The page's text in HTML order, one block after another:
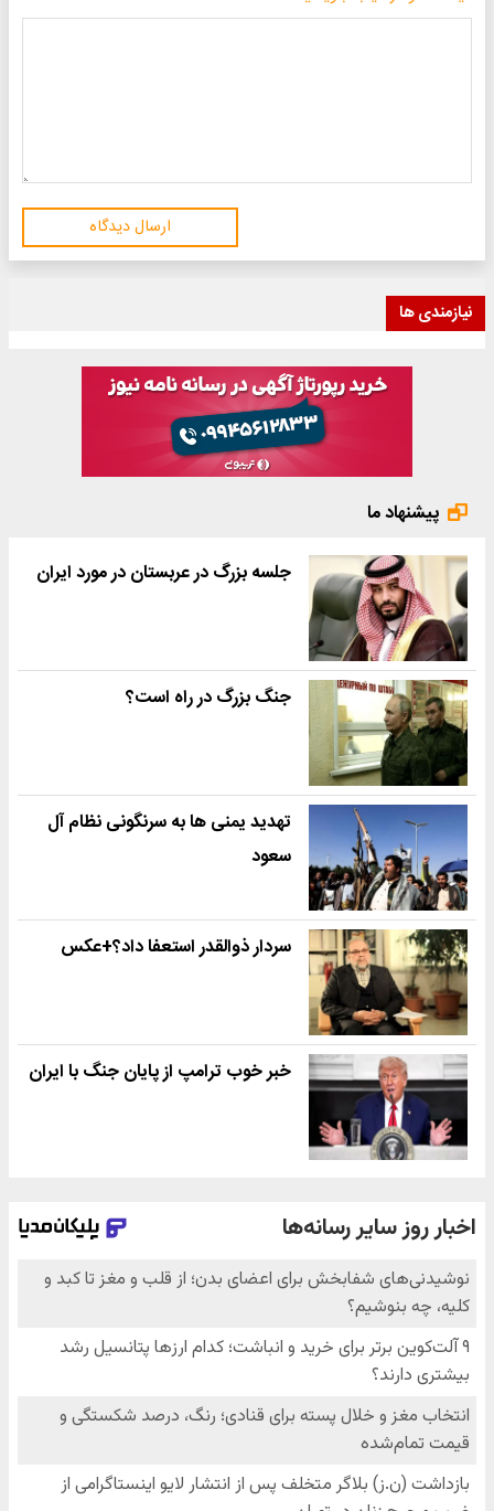
ارسال دیدگاه
نیازمندی ها
پیشنهاد ما
جلسه بزرگ در عربستان در مورد ایران
جنگ بزرگ در راه است؟
تهدید یمنی ها به سرنگونی نظام آل
سعود
سردار ذوالقدر استعفا داد؟+عکس
خبر خوب ترامپ از پایان جنگ با ایران